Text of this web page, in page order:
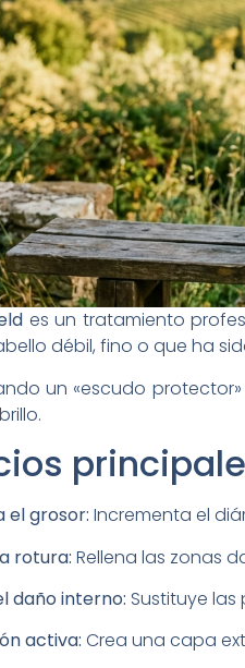
es un tratamiento
débil, fino o que ha
un «escudo
el grosor: Incrementa el
rotura: Rellena las zonas
daño interno: Sustituye
activa: Crea una capa